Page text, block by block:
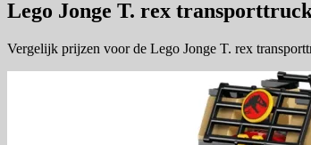
Lego Jonge T. rex
Vergelijk prijzen voor de Lego Jonge T. rex